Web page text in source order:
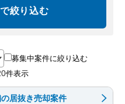
絞り込む
募集中案件に絞り込む
件表示
居抜き売却案件